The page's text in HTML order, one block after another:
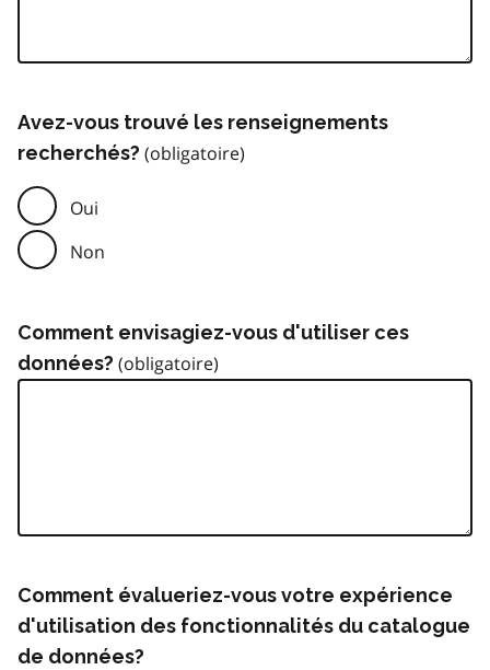
Avez-vous trouvé les renseignements
recherchés?
Oui
Non
Comment envisagiez-vous d'utiliser ces
données?
Comment évalueriez-vous votre expérience
d'utilisation des fonctionnalités du catalogue
de données?